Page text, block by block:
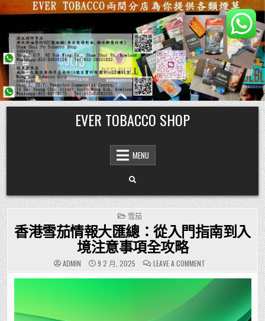
Skip
to
content
EVER TOBACCO SHOP
MENU
POSTED
IN
雪茄
香港雪茄情報大匯總：從入門指南到入
境注意事項全攻略
ADMIN 9 2 月, 2025 LEAVE A COMMENT
香
港
雪